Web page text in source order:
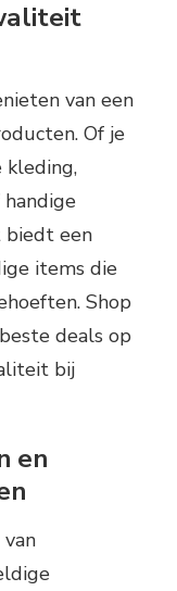
van een
Of je
kleding,
een
items die
Shop
deals op
bij
en